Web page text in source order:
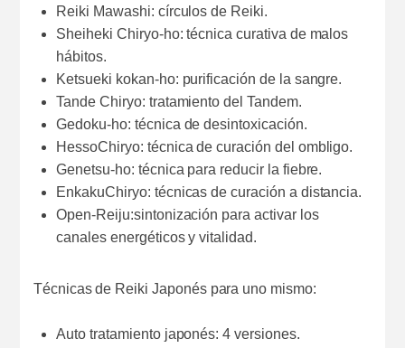
Reiki Mawashi: círculos de Reiki.
Sheiheki Chiryo-ho: técnica curativa de malos
hábitos.
Ketsueki kokan-ho: purificación de la sangre.
Tande Chiryo: tratamiento del Tandem.
Gedoku-ho: técnica de desintoxicación.
HessoChiryo: técnica de curación del ombligo.
Genetsu-ho: técnica para reducir la fiebre.
EnkakuChiryo: técnicas de curación a distancia.
Open-Reiju:sintonización para activar los
canales energéticos y vitalidad.
Técnicas de Reiki Japonés para uno mismo:
Auto tratamiento japonés: 4 versiones.